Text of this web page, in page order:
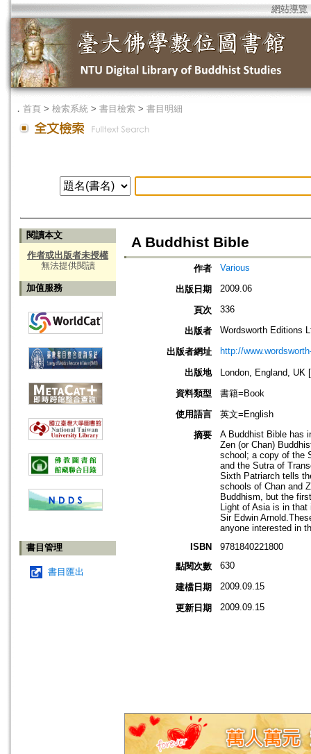
網站導覽
． 首頁 > 檢索系統 > 書目檢索 > 書目明細
閱讀本文
作者或出版者未授權
無法提供閱讀
加值服務
書目管理
書目匯出
A Buddhist Bible
作者 Various
出版日期 2009.06
頁次 336
出版者 Wordsworth Editions
出版者網址 http://
出版地
London, England, UK
資料類型
書籍=Book
使用語言
英文=English
摘要
A Buddhist Bible has
Zen (or Chan)
school; a copy of the
and the Sutra of
Sixth Patriarch tells
schools of Chan and
Buddhism, but the
Light of Asia is in
Sir Edwin
anyone interested in
ISBN
9781840221800
點閱次數
630
建檔日期 2009.09.15
更新日期 2009.09.15